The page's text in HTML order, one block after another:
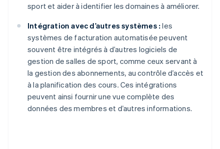
sport et aider à identifier les domaines à améliorer.
Intégration avec d’autres systèmes : les
systèmes de facturation automatisée peuvent
souvent être intégrés à d’autres logiciels de
gestion de salles de sport, comme ceux servant à
la gestion des abonnements, au contrôle d’accès et
à la planification des cours. Ces intégrations
peuvent ainsi fournir une vue complète des
données des membres et d’autres informations.